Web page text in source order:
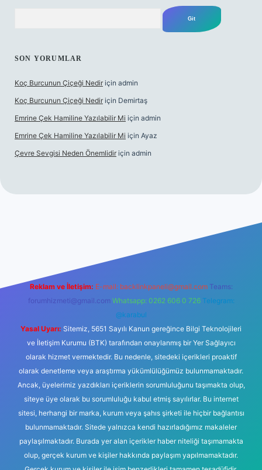
SON YORUMLAR
Koç Burcunun Çiçeği Nedir için admin
Koç Burcunun Çiçeği Nedir için Demirtaş
Emrine Çek Hamiline Yazılabilir Mi için admin
Emrine Çek Hamiline Yazılabilir Mi için Ayaz
Çevre Sevgisi Neden Önemlidir için admin
Reklam ve İletişim: E-mail: backlinkpaneli@gmail.com Teams:
forumhizmeti@gmail.com Whatsapp: 0262 606 0 726 Telegram:
@karabul
Yasal Uyarı: Sitemiz, 5651 Sayılı Kanun gereğince Bilgi Teknolojileri
ve İletişim Kurumu (BTK) tarafından onaylanmış bir Yer Sağlayıcı
olarak hizmet vermektedir. Bu nedenle, sitedeki içerikleri proaktif
olarak denetleme veya araştırma yükümlülüğümüz bulunmamaktadır.
Ancak, üyelerimiz yazdıkları içeriklerin sorumluluğunu taşımakta olup,
siteye üye olarak bu sorumluluğu kabul etmiş sayılırlar. Bu internet
sitesi, herhangi bir marka, kurum veya şahıs şirketi ile hiçbir bağlantısı
bulunmamaktadır. Sitede yalnızca kendi hazırladığımız makaleler
paylaşılmaktadır. Burada yer alan içerikler haber niteliği taşımamakta
olup, gerçek kurum ve kişiler hakkında paylaşım yapılmamaktadır.